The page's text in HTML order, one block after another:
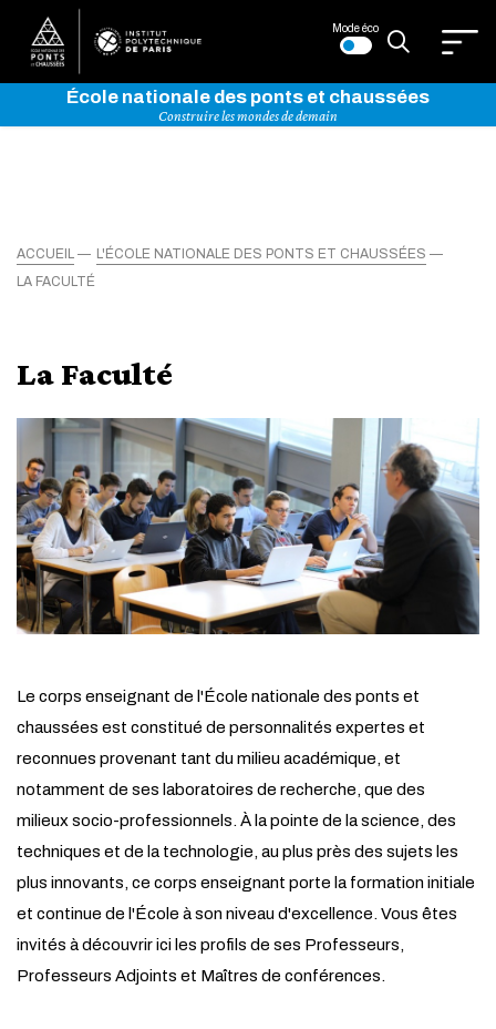
Mode éco
École nationale des ponts et chaussées
Construire les mondes de demain
ACCUEIL
L'ÉCOLE NATIONALE DES PONTS ET CHAUSSÉES
LA FACULTÉ
La Faculté
Le corps enseignant de l'École nationale des ponts et
chaussées est constitué de personnalités expertes et
reconnues provenant tant du milieu académique, et
notamment de ses laboratoires de recherche, que des
milieux socio-professionnels. À la pointe de la science, des
techniques et de la technologie, au plus près des sujets les
plus innovants, ce corps enseignant porte la formation initiale
et continue de l'École à son niveau d'excellence. Vous êtes
invités à découvrir ici les profils de ses Professeurs,
Professeurs Adjoints et Maîtres de conférences.